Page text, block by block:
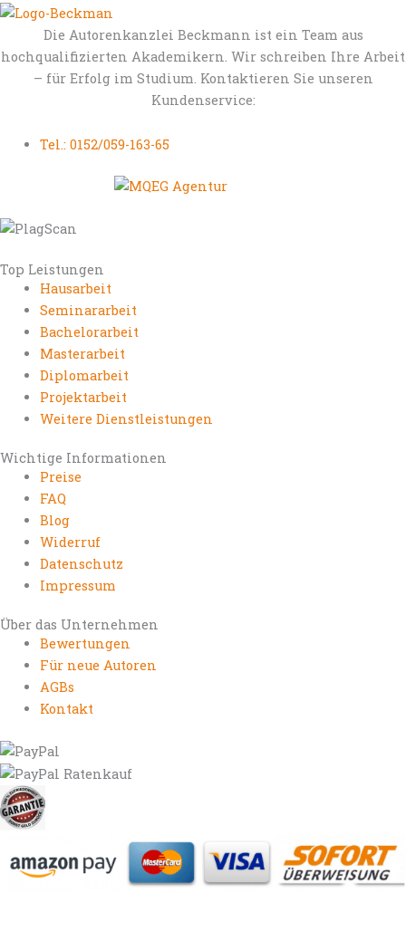
Die Autorenkanzlei Beckmann ist ein Team aus
hochqualifizierten Akademikern. Wir schreiben Ihre Arbeit
– für Erfolg im Studium. Kontaktieren Sie unseren
Kundenservice:
Tel.: 0152/059-163-65
Top Leistungen
Hausarbeit
Seminararbeit
Bachelorarbeit
Masterarbeit
Diplomarbeit
Projektarbeit
Weitere Dienstleistungen
Wichtige Informationen
Preise
FAQ
Blog
Widerruf
Datenschutz
Impressum
Über das Unternehmen
Bewertungen
Für neue Autoren
AGBs
Kontakt